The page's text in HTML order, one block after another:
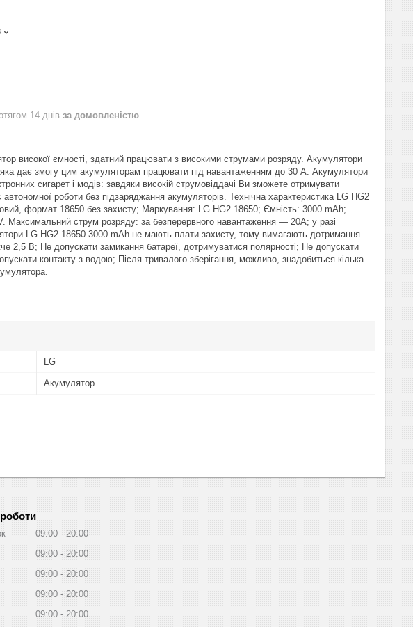
14 днів за домовленістю
високої ємності, здатний працювати з високими струмами розряду. Акумулятори
дає змогу цим акумуляторам працювати під навантаженням до 30 А. Акумулятори
сигарет і модів: завдяки високій струмовіддачі Ви зможете отримувати
роботи без підзаряджання акумуляторів. Технічна характеристика LG HG2
формат 18650 без захисту; Маркування: LG HG2 18650; Ємність: 3000 mAh;
струм розряду: за безперервного навантаження — 20A; у разі
LG HG2 18650 3000 mAh не мають плати захисту, тому вимагають дотримання
2,5 В; Не допускати замикання батареї, дотримуватися полярності; Не допускати
контакту з водою; Після тривалого зберігання, можливо, знадобиться кілька
LG
Акумулятор
09:00
20:00
09:00
20:00
09:00
20:00
09:00
20:00
09:00 20:00